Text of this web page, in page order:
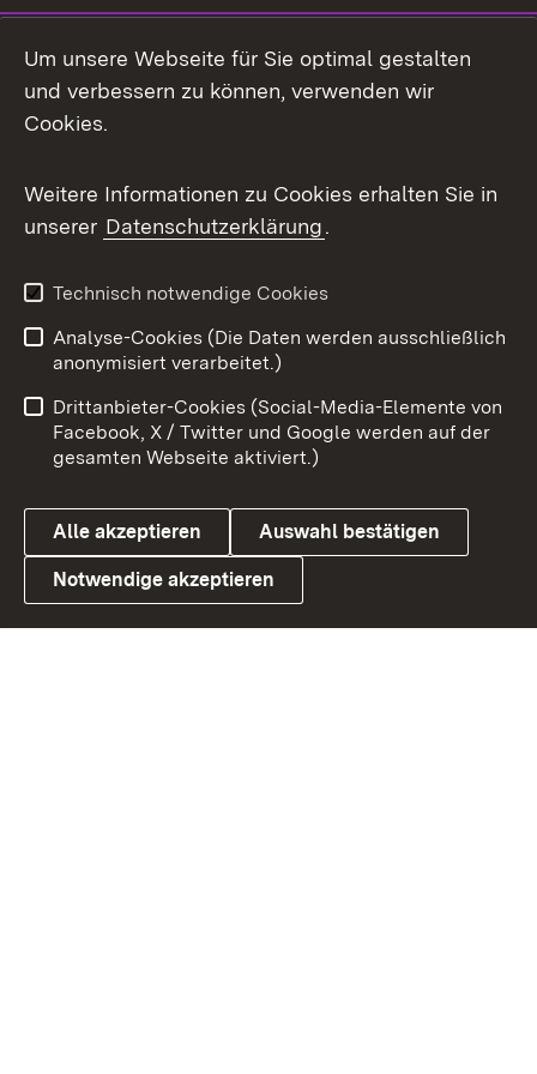
Facebook
X / Twitter
Youtube
Link zum Landesportal
Impressum
Kontakt
Barrierefreiheit
Datenschutz
Cookies
Um unsere Webseite für Sie optimal gestalten
und verbessern zu können, verwenden wir
Cookies.
Weitere Informationen zu Cookies erhalten Sie in
unserer Datenschutzerklärung.
Technisch notwendige Cookies
Analyse-Cookies (Die Daten werden ausschließlich
anonymisiert verarbeitet.)
Drittanbieter-Cookies (Social-Media-Elemente von
Facebook, X / Twitter und Google werden auf der
gesamten Webseite aktiviert.)
Alle akzeptieren Auswahl bestätigen
Notwendige akzeptieren